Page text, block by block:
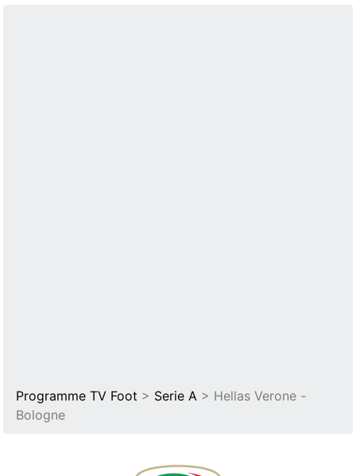
Programme TV Foot > Serie A > Hellas Verone -
Bologne